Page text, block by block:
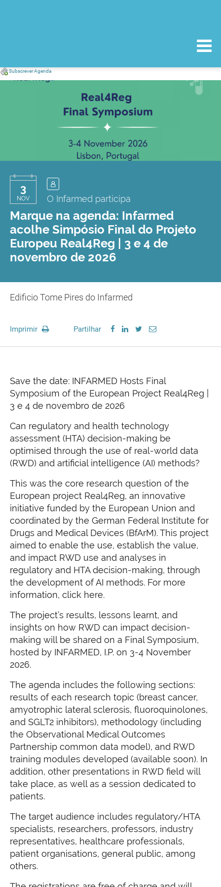
Subscrever Agenda
3
NOV O Infarmed participa
Marque na agenda: Infarmed
acolhe Simpósio Final do Projeto
Europeu Real4Reg | 3 e 4 de
novembro de 2026
Edificio Tome Pires do Infarmed
Imprimir Partilhar
Save the date: INFARMED Hosts Final
Symposium of the European Project Real4Reg |
3 e 4 de novembro de 2026
Can regulatory and health technology
assessment (HTA) decision-making be
optimised through the use of real-world data
(RWD) and artificial intelligence (AI) methods?
This was the core research question of the
European project Real4Reg, an innovative
initiative funded by the European Union and
coordinated by the German Federal Institute for
Drugs and Medical Devices (BfArM). This project
aimed to enable the use, establish the value,
and impact RWD use and analyses in
regulatory and HTA decision-making, through
the development of AI methods. For more
information, click here.
The project’s results, lessons learnt, and
insights on how RWD can impact decision-
making will be shared on a Final Symposium,
hosted by INFARMED, I.P. on 3-4 November
2026.
The agenda includes the following sections:
results of each research topic (breast cancer,
amyotrophic lateral sclerosis, fluoroquinolones,
and SGLT2 inhibitors), methodology (including
the Observational Medical Outcomes
Partnership common data model), and RWD
training modules developed (available soon). In
addition, other presentations in RWD field will
take place, as well as a session dedicated to
patients.
The target audience includes regulatory/HTA
specialists, researchers, professors, industry
representatives, healthcare professionals,
patient organisations, general public, among
others.